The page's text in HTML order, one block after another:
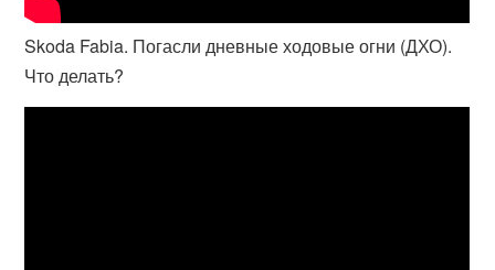
Skoda Fabia. Погасли дневные ходовые огни (ДХО).
Что делать?